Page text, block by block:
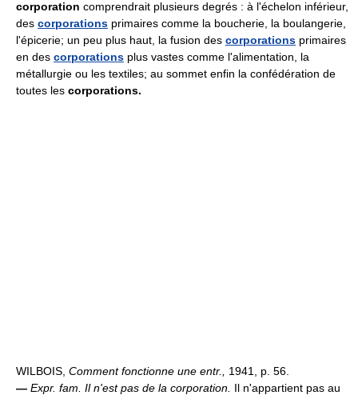
corporation comprendrait plusieurs degrés : à l'échelon inférieur,
des corporations primaires comme la boucherie, la boulangerie,
l'épicerie; un peu plus haut, la fusion des corporations primaires
en des corporations plus vastes comme l'alimentation, la
métallurgie ou les textiles; au sommet enfin la confédération de
toutes les corporations.
WILBOIS, Comment fonctionne une entr., 1941, p. 56.
— Expr. fam. Il n'est pas de la corporation. Il n'appartient pas au